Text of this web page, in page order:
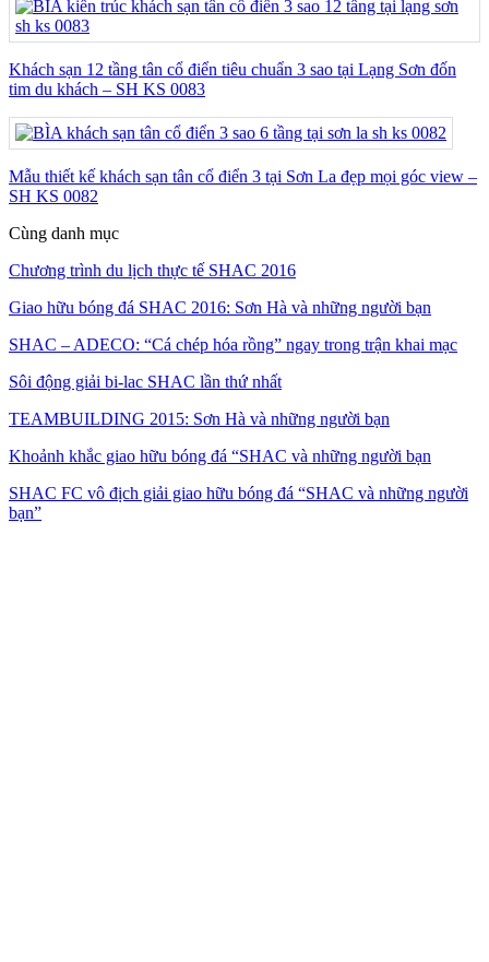
Khách sạn 12 tầng tân cổ điển tiêu chuẩn 3 sao tại Lạng Sơn đốn
tim du khách – SH KS 0083
Mẫu thiết kế khách sạn tân cổ điển 3 tại Sơn La đẹp mọi góc view –
SH KS 0082
Cùng danh mục
Chương trình du lịch thực tế SHAC 2016
Giao hữu bóng đá SHAC 2016: Sơn Hà và những người bạn
SHAC – ADECO: “Cá chép hóa rồng” ngay trong trận khai mạc
Sôi động giải bi-lac SHAC lần thứ nhất
TEAMBUILDING 2015: Sơn Hà và những người bạn
Khoảnh khắc giao hữu bóng đá “SHAC và những người bạn
SHAC FC vô địch giải giao hữu bóng đá “SHAC và những người
bạn”